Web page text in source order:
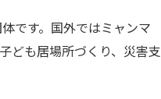
です。国外ではミャンマ
ども居場所づくり、災害支